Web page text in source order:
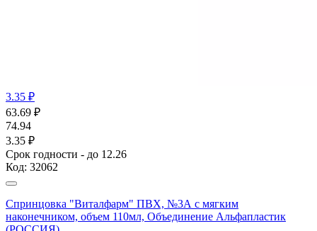
3.35 ₽
63.69 ₽
74.94
3.35 ₽
Срок годности - до 12.26
Код: 32062
Спринцовка "Виталфарм" ПВХ, №3А с мягким
наконечником, объем 110мл, Объединение Альфапластик